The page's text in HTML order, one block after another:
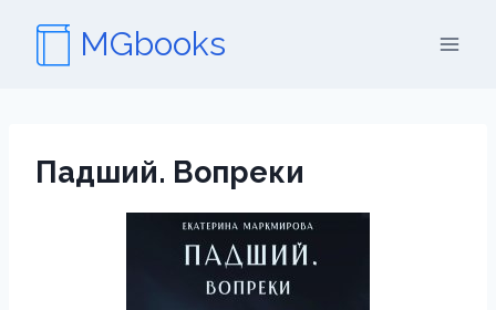
содержимому
MGbooks
Падший. Вопреки